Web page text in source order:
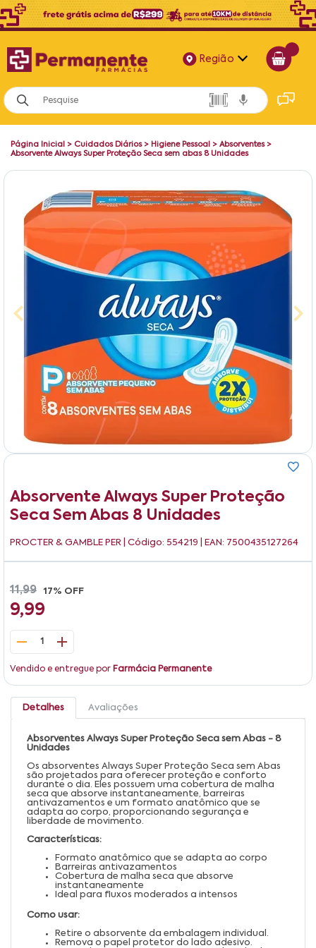
Região
Alagoas
Bahia
Paraíba
Página Inicial > Cuidados Diários> Higiene Pessoal > Absorventes>
Absorvente Always Super Proteção Seca sem abas 8 Unidades
Absorvente Always Super Proteção
Seca Sem Abas 8 Unidades
PROCTER & GAMBLE PER | Código: 554219 | EAN: 7500435127264
11,99 17% OFF
9,99
1
Vendido e entregue por Farmácia Permanente
Detalhes Avaliações
Absorventes Always Super Proteção Seca sem Abas - 8
Unidades
Os absorventes Always Super Proteção Seca sem Abas
são projetados para oferecer proteção e conforto
durante o dia. Eles possuem uma cobertura de malha
seca que absorve instantaneamente, barreiras
antivazamentos e um formato anatômico que se
adapta ao corpo, proporcionando segurança e
liberdade de movimento.
Características:
Formato anatômico que se adapta ao corpo
Barreiras antivazamentos
Cobertura de malha seca que absorve
instantaneamente
Ideal para fluxos moderados a intensos
Como usar:
Retire o absorvente da embalagem individual.
Remova o papel protetor do lado adesivo.